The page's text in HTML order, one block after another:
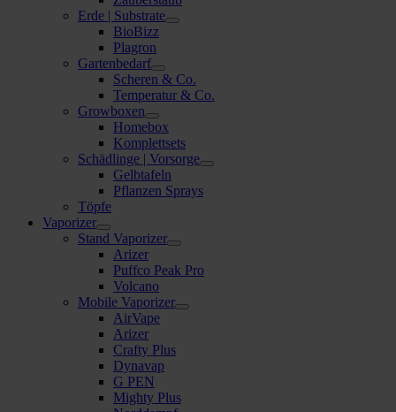
Erde | Substrate
BioBizz
Plagron
Gartenbedarf
Scheren & Co.
Temperatur & Co.
Growboxen
Homebox
Komplettsets
Schädlinge | Vorsorge
Gelbtafeln
Pflanzen Sprays
Töpfe
Vaporizer
Stand Vaporizer
Arizer
Puffco Peak Pro
Volcano
Mobile Vaporizer
AirVape
Arizer
Crafty Plus
Dynavap
G PEN
Mighty Plus